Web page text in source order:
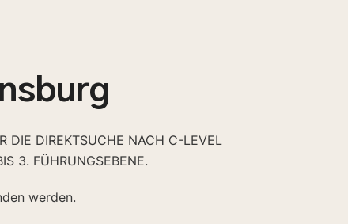
DIE DIREKTSUCHE NACH C-LEVEL
3. FÜHRUNGSEBENE.
werden.